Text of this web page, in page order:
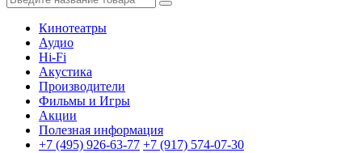
Кинотеатры
Аудио
Hi-Fi
Акустика
Производители
Фильмы и Игры
Акции
Полезная информация
+7 (495) 926-63-77 +7 (917) 574-07-30